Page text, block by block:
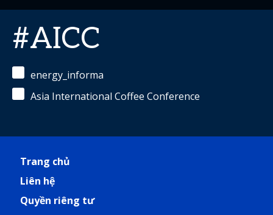
#AICC
energy_informa
Asia International Coffee Conference
Trang chủ
Liên hệ
Quyền riêng tư